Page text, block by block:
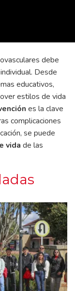
debe
Desde
educativos,
estilos de vida
es la clave
complicaciones
se puede
vida de las